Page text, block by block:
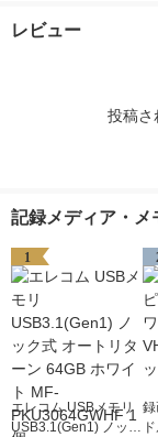
レビュー
投稿さ
記録メディア・メ
1
エレコム USBメモリ
USB3.1(Gen1) ノック